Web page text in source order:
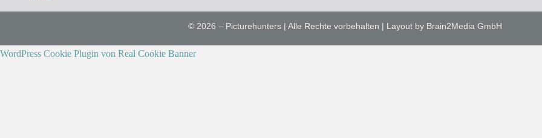
© 2026 – Picturehunters | Alle Rechte vorbehalten | Layout by Brain2Media GmbH
WordPress Cookie Plugin von Real Cookie Banner